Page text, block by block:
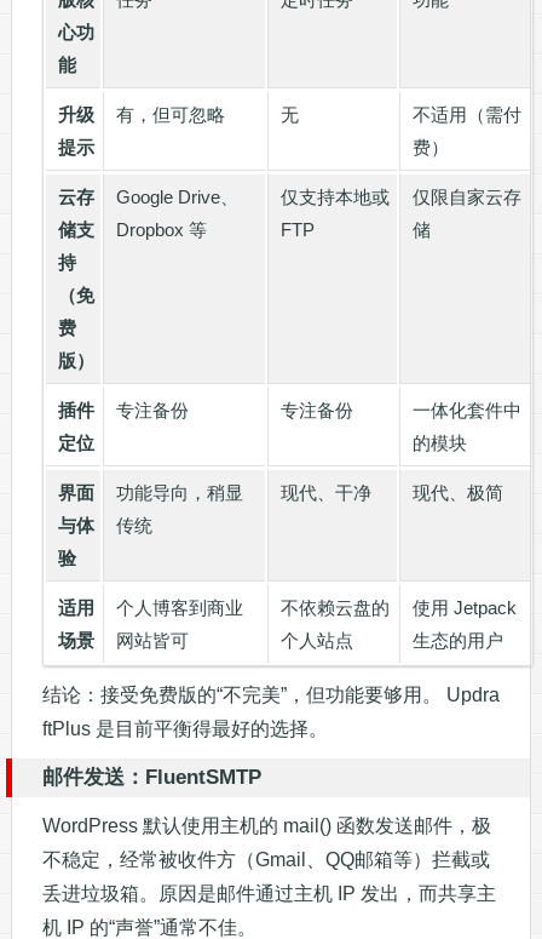
心功
能
升级
提示
有，但可忽略 无
不适用（需付
费）
云存
储支
持
（免
费
版）
Google Drive、
Dropbox 等
仅支持本地或
FTP
仅限自家云存
储
插件
定位
专注备份 专注备份
一体化套件中
的模块
界面
与体
验
功能导向，稍显
传统
现代、干净 现代、极简
适用
场景
个人博客到商业
网站皆可
不依赖云盘的
个人站点
使用 Jetpack
生态的用户
结论：接受免费版的“不完美”，但功能要够用。 Updra
ftPlus 是目前平衡得最好的选择。
邮件发送：FluentSMTP
WordPress 默认使用主机的 mail() 函数发送邮件，极
不稳定，经常被收件方（Gmail、QQ邮箱等）拦截或
丢进垃圾箱。原因是邮件通过主机 IP 发出，而共享主
机 IP 的“声誉”通常不佳。